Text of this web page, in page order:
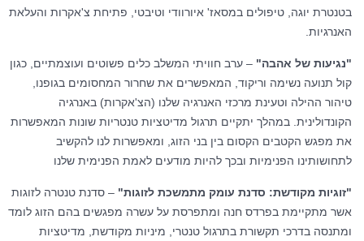
בטנטרת יוגה, טיפולים במסאז' איורוודי וטיבטי, פתיחת צ'אקרות והעלאת
האנרגיות.
"נגיעות של אהבה" – ערב חוויתי המשלב כלים פשוטים ועוצמתיים, כגון
קול תנועה נשימה וריקוד, המאפשרים את שחרור המחסומים בגופנו,
טיהור ההילה וטעינת מרכזי האנרגיה שלנו (הצ'אקרות) באנרגיה
הקונדולינית. במהלך יתקיים תרגול מדיטציות טנטריות שונות המאפשרות
את מפגש הקטבים הקסום בין בני הזוג, ומאפשרות לנו להקשיב
לתחושותינו הפנימיות ובכך להיות מודעים לאמת הפנימית שלנו
"זוגיות מקודשת: סדנת עומק מתמשכת לזוגות" – סדנת טנטרה לזוגות
אשר מתקיימת בפרדס חנה ומתפרסת על עשרה מפגשים בהם הזוג לומד
ומתנסה בדרכי תקשורת בתרגול טנטרי, מיניות מקודשת, מדיטציות